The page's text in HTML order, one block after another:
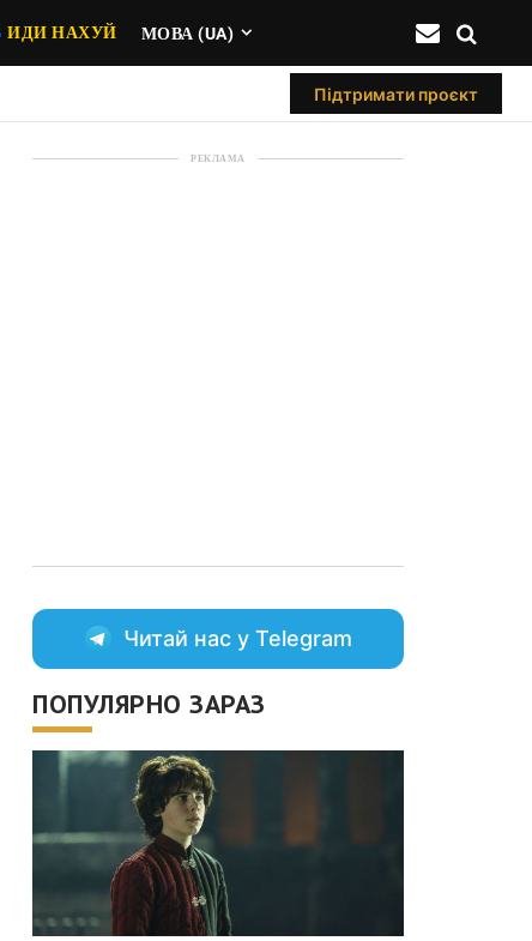
ИДИ НАХУЙ МОВА (UA)
Підтримати проєкт
РЕКЛАМА
Читай нас у Telegram
ПОПУЛЯРНО ЗАРАЗ